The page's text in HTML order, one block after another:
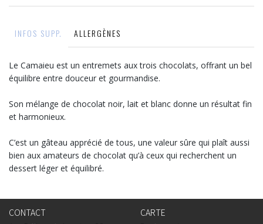
INFOS SUPP. ALLERGÈNES
Le Camaieu est un entremets aux trois chocolats, offrant un bel
équilibre entre douceur et gourmandise.
Son mélange de chocolat noir, lait et blanc donne un résultat fin
et harmonieux.
C’est un gâteau apprécié de tous, une valeur sûre qui plaît aussi
bien aux amateurs de chocolat qu’à ceux qui recherchent un
dessert léger et équilibré.
CONTACT CARTE